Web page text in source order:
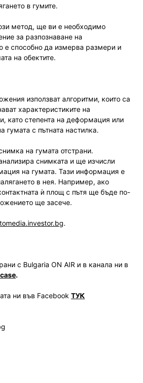
в гумите.
метод, ще ви е необходимо
за разпознаване на
е способно да измерва размери и
на обектите.
използват алгоритми, които са
характеристиките на
като степента на деформация или
гумата с пътната настилка.
на гумата отстрани.
снимката и ще изчисли
на гумата. Тази информация е
в нея. Например, ако
ѝ площ с пътя ще бъде по-
ще засече.
.
с Bulgaria ON AIR и в канала ни в
.
ни във Facebook ТУК